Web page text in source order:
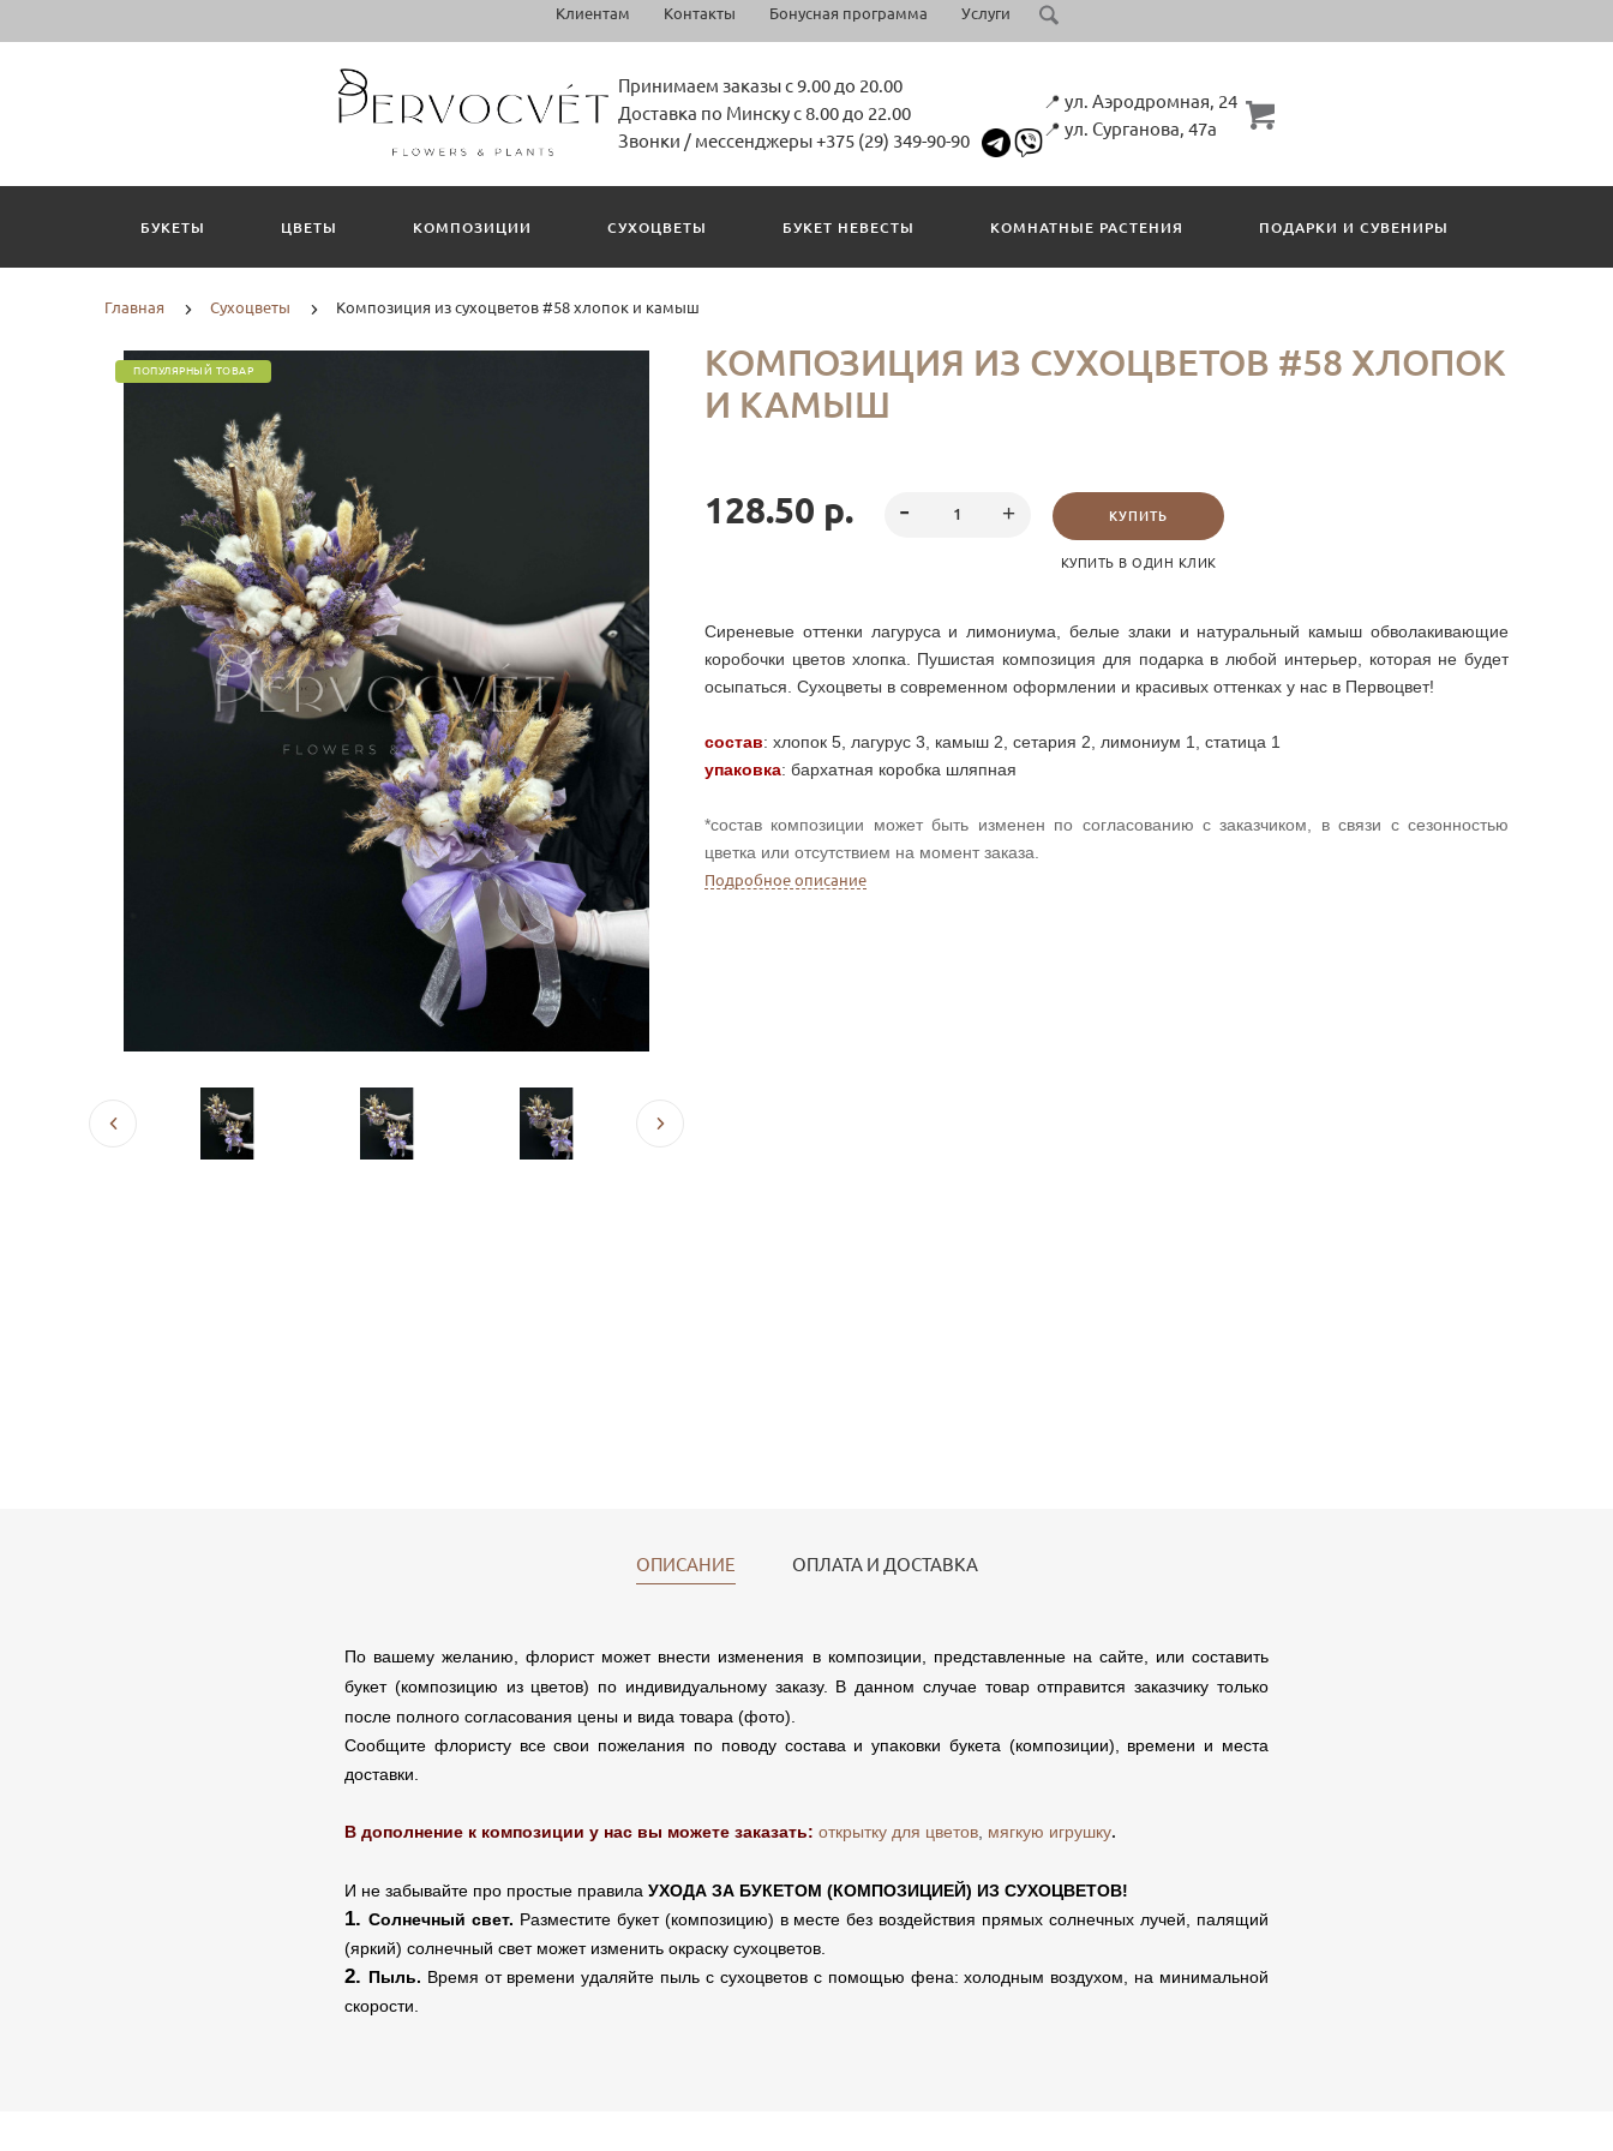
Клиентам Контакты Бонусная программа Услуги
Принимаем заказы с 9.00 до 20.00
Доставка по Минску с 8.00 до 22.00
Звонки / мессенджеры +375 (29) 349-90-90
📍 ул. Аэродромная, 24
📍 ул. Сурганова, 47а
БУКЕТЫ ЦВЕТЫ КОМПОЗИЦИИ СУХОЦВЕТЫ БУКЕТ НЕВЕСТЫ КОМНАТНЫЕ РАСТЕНИЯ ПОДАРКИ И СУВЕНИРЫ
Главная Сухоцветы Композиция из сухоцветов #58 хлопок и камыш
ПОПУЛЯРНЫЙ ТОВАР
КОМПОЗИЦИЯ ИЗ СУХОЦВЕТОВ #58 ХЛОПОК
И КАМЫШ
128.50 р. КУПИТЬ
КУПИТЬ В ОДИН КЛИК
Сиреневые оттенки лагуруса и лимониума, белые злаки и натуральный камыш обволакивающие
коробочки цветов хлопка. Пушистая композиция для подарка в любой интерьер, которая не будет
осыпаться. Сухоцветы в современном оформлении и красивых оттенках у нас в Первоцвет!
состав: хлопок 5, лагурус 3, камыш 2, сетария 2, лимониум 1, статица 1
упаковка: бархатная коробка шляпная
*состав композиции может быть изменен по согласованию с заказчиком, в связи с сезонностью
цветка или отсутствием на момент заказа.
Подробное описание
ОПИСАНИЕ ОПЛАТА И ДОСТАВКА
По вашему желанию, флорист может внести изменения в композиции, представленные на сайте, или составить
букет (композицию из цветов) по индивидуальному заказу. В данном случае товар отправится заказчику только
после полного согласования цены и вида товара (фото).
Сообщите флористу все свои пожелания по поводу состава и упаковки букета (композиции), времени и места
доставки.
В дополнение к композиции у нас вы можете заказать: открытку для цветов мягкую игрушку.
И не забывайте про простые правила УХОДА ЗА БУКЕТОМ (КОМПОЗИЦИЕЙ) ИЗ СУХОЦВЕТОВ!
Солнечный свет. Разместите букет (композицию) в месте без воздействия прямых солнечных лучей, палящий
(яркий) солнечный свет может изменить окраску сухоцветов.
Пыль. Время от времени удаляйте пыль с сухоцветов с помощью фена: холодным воздухом, на минимальной
скорости.